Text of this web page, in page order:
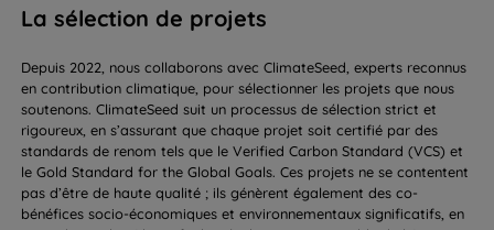
La sélection de projets
Depuis 2022, nous collaborons avec ClimateSeed, experts reconnus
en contribution climatique, pour sélectionner les projets que nous
soutenons. ClimateSeed suit un processus de sélection strict et
rigoureux, en s’assurant que chaque projet soit certifié par des
standards de renom tels que le Verified Carbon Standard (VCS) et
le Gold Standard for the Global Goals. Ces projets ne se contentent
pas d’être de haute qualité ; ils génèrent également des co-
bénéfices socio-économiques et environnementaux significatifs, en